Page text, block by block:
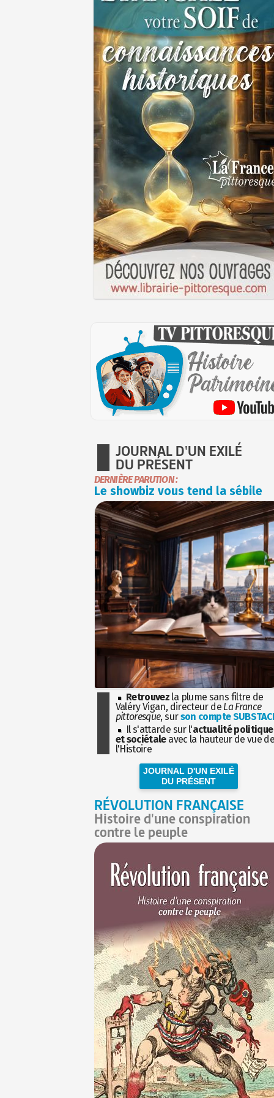
JOURNAL D'UN EXILÉ
DU PRÉSENT
DERNIÈRE PARUTION :
Le showbiz vous tend la sébile
Retrouvez la plume sans filtre de
Valéry Vigan, directeur de La France
pittoresque, surson compte
Il s'attarde sur l'actualité politique
et sociétaleavec la hauteur de vue
l'Histoire
JOURNAL D'UN EXILÉ
DU PRÉSENT
RÉVOLUTION FRANÇAISE
Histoire d'une conspiration
contre le peuple